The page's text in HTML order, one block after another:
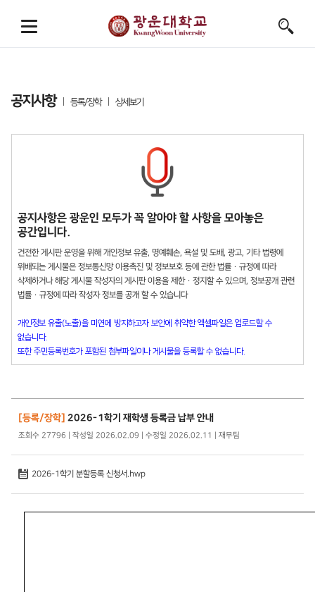
공지사항 등록/장학 상세보기
공지사항은 광운인 모두가 꼭 알아야 할 사항을 모아놓은
공간입니다.
건전한 게시판 운영을 위해 개인정보 유출, 명예훼손, 욕설 및 도배, 광고, 기타 법령에
위배되는 게시물은 정보통신망 이용촉진 및 정보보호 등에 관한 법률 · 규정에 따라
삭제하거나 해당 게시물 작성자의 게시판 이용을 제한 · 정지할 수 있으며, 정보공개 관련
법률 · 규정에 따라 작성자 정보를 공개 할 수 있습니다
개인정보 유출(노출)을 미연에 방지하고자 보안에 취약한 엑셀파일은 업로드할 수
없습니다.
또한 주민등록번호가 포함된 첨부파일이나 게시물을 등록할 수 없습니다.
[등록/장학]2026-1학기 재학생 등록금 납부 안내
조회수 27796 | 작성일 2026.02.09 | 수정일 2026.02.11 | 재무팀
2026-1학기 분할등록 신청서.hwp